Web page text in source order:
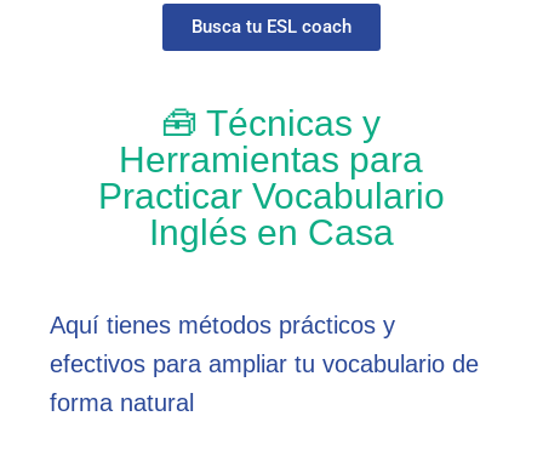
Busca tu ESL coach
🧰 Técnicas y
Herramientas para
Practicar Vocabulario
Inglés en Casa
Aquí tienes métodos prácticos y
efectivos para ampliar tu vocabulario de
forma natural